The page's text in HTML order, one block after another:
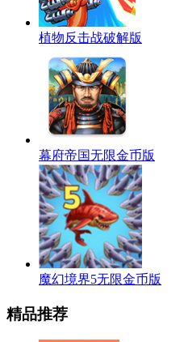
植物反击战破解版
幕府帝国无限金币版
魔幻境界5无限金币版
精品推荐